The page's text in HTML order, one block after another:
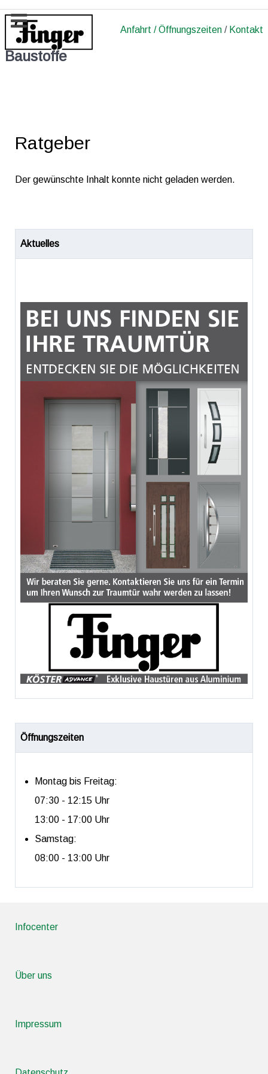
Baustoffe
Anfahrt / Öffnungszeiten / Kontakt
Ratgeber
Der gewünschte Inhalt konnte nicht geladen werden.
Aktuelles
Öffnungszeiten
Montag bis Freitag:
07:30 - 12:15 Uhr
13:00 - 17:00 Uhr
Samstag:
08:00 - 13:00 Uhr
Infocenter
Über uns
Impressum